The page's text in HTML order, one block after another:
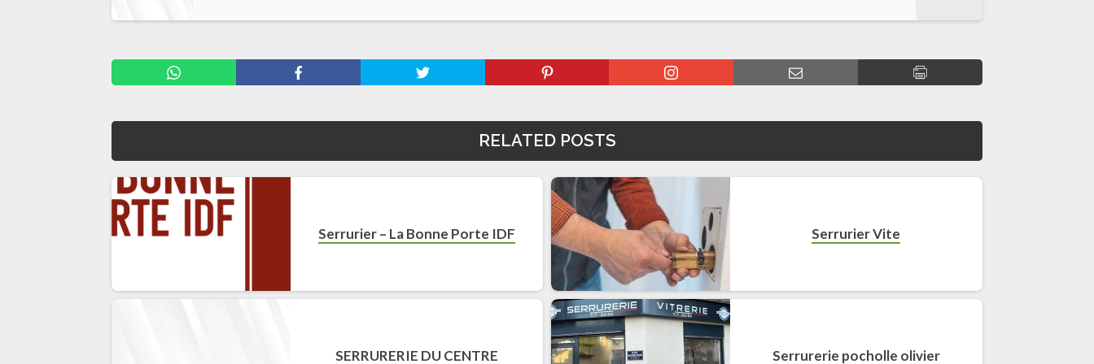
RELATED POSTS
Serrurier – La Bonne Porte IDF Serrurier Vite
SERRURERIE DU CENTRE Serrurerie pocholle olivier